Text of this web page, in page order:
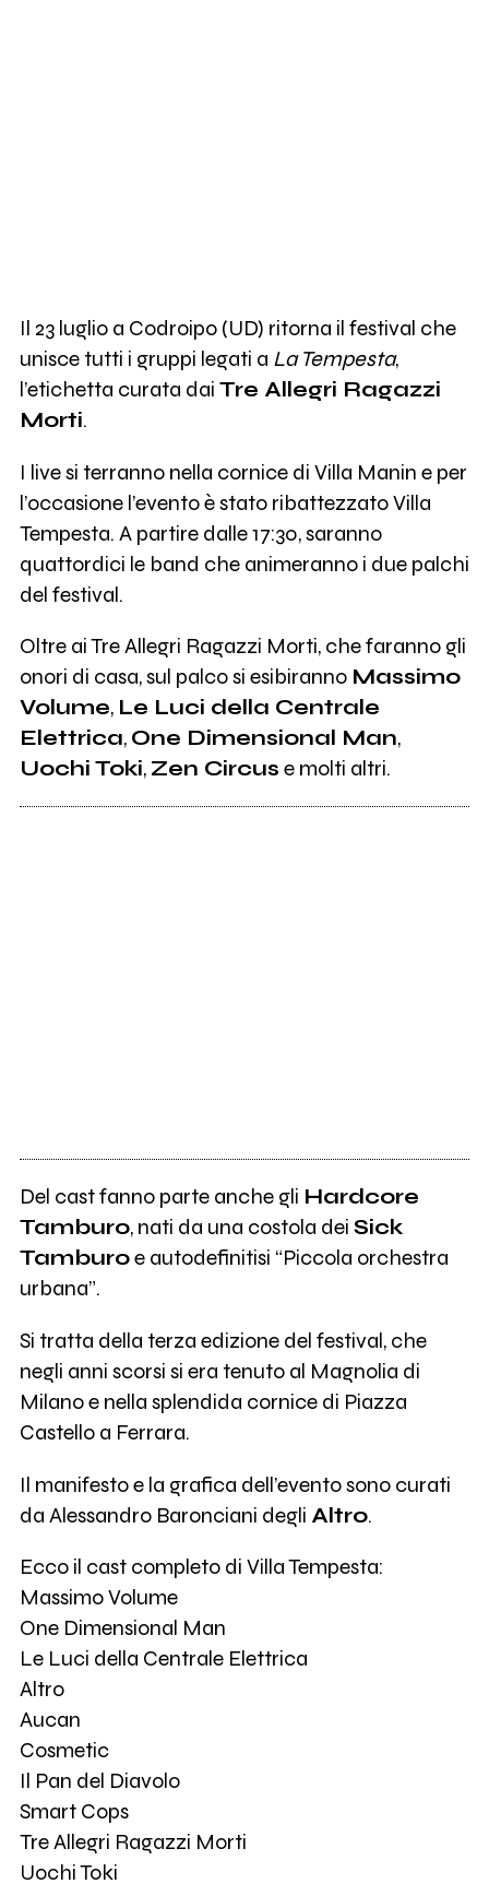
Aucan
Fine Before You Came
Le luci della centrale elettrica 2K
369
The Zen Circus 2K
il Pan del Diavolo
Il 23 luglio a Codroipo (UD) ritorna il festival che
unisce tutti i gruppi legati a La Tempesta,
l’etichetta curata dai Tre Allegri Ragazzi
Morti.
I live si terranno nella cornice di Villa Manin e per
l’occasione l’evento è stato ribattezzato Villa
Tempesta. A partire dalle 17:30, saranno
quattordici le band che animeranno i due palchi
del festival.
Oltre ai Tre Allegri Ragazzi Morti, che faranno gli
onori di casa, sul palco si esibiranno Massimo
Volume, Le Luci della Centrale
Elettrica, One Dimensional Man,
Uochi Toki, Zen Circus e molti altri.
Del cast fanno parte anche gli Hardcore
Tamburo, nati da una costola dei Sick
Tamburoe autodefinitisi “Piccola orchestra
urbana”.
Si tratta della terza edizione del festival, che
negli anni scorsi si era tenuto al Magnolia di
Milano e nella splendida cornice di Piazza
Castello a Ferrara.
Il manifesto e la grafica dell’evento sono curati
da Alessandro Baronciani degli Altro.
Ecco il cast completo di Villa Tempesta:
Massimo Volume
One Dimensional Man
Le Luci della Centrale Elettrica
Altro
Aucan
Cosmetic
Il Pan del Diavolo
Smart Cops
Tre Allegri Ragazzi Morti
Uochi Toki